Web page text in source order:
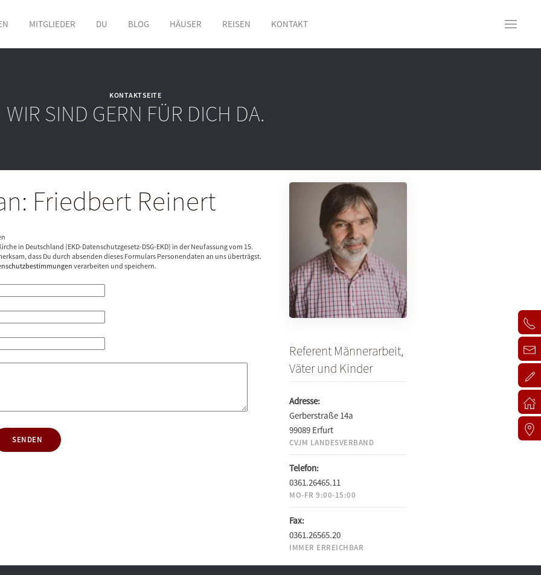
MITGLIEDER DU BLOG HÄUSER REISEN KONTAKT
KONTAKTSEITE
WIR SIND GERN FÜR DICH DA.
Friedbert Reinert
in Deutschland (EKD-Datenschutzgesetz-DSG-EKD) in der Neufassung vom 15.
dass Du durch absenden dieses Formulars Personendaten an uns überträgst.
verarbeiten und speichern.
SENDEN
Referent Männerarbeit,
Väter und Kinder
Adresse:
Gerberstraße 14a
99089 Erfurt
CVJM LANDESVERBAND
Telefon:
0361.26465.11
MO-FR 9:00-15:00
Fax:
0361.26565.20
IMMER ERREICHBAR